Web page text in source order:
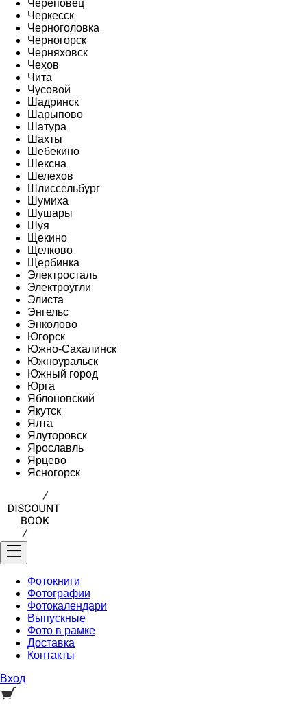
Череповец
Черкесск
Черноголовка
Черногорск
Черняховск
Чехов
Чита
Чусовой
Шадринск
Шарыпово
Шатура
Шахты
Шебекино
Шексна
Шелехов
Шлиссельбург
Шумиха
Шушары
Шуя
Щекино
Щелково
Щербинка
Электросталь
Электроугли
Элиста
Энгельс
Энколово
Югорск
Южно-Сахалинск
Южноуральск
Южный город
Юрга
Яблоновский
Якутск
Ялта
Ялуторовск
Ярославль
Ярцево
Ясногорск
Фотокниги
Фотографии
Фотокалендари
Выпускные
Фото в рамке
Доставка
Контакты
Вход